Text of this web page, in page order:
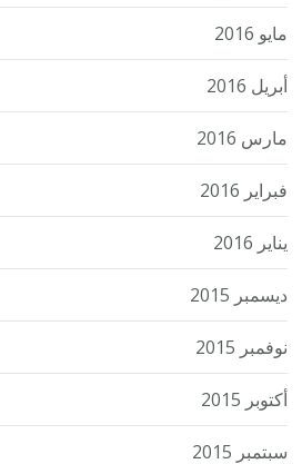
مايو 2016
أبريل 2016
مارس 2016
فبراير 2016
يناير 2016
ديسمبر 2015
نوفمبر 2015
أكتوبر 2015
سبتمبر 2015